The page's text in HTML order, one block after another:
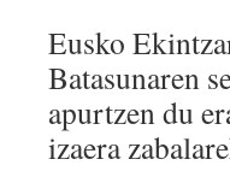
Eusko
Batasunaren
apurtzen du
izaera